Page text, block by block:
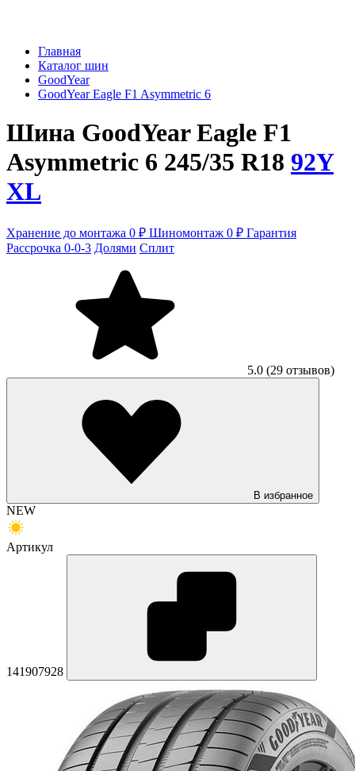
Главная
Каталог шин
GoodYear
GoodYear Eagle F1 Asymmetric 6
Шина GoodYear Eagle F1
Asymmetric 6 245/35 R18 92Y
XL
Хранение до монтажа 0 ₽ Шиномонтаж 0 ₽ Гарантия
Рассрочка 0-0-3 Долями Сплит
5.0 (29 отзывов)
В избранное
NEW
Артикул
141907928